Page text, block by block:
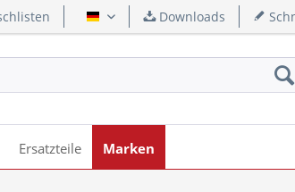
Deutsch Downloads
Ersatzteile Marken